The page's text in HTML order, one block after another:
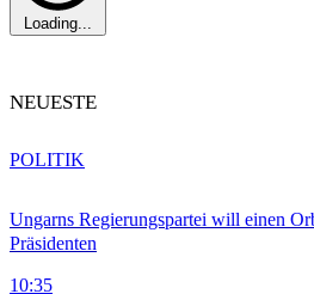
Loading...
NEUESTE
Ungarns Regierungspartei will einen
Präsidenten
10:35
POLITIK